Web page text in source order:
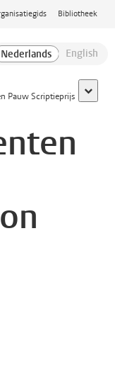
Bibliotheek
Pauw Scriptieprijs
toon